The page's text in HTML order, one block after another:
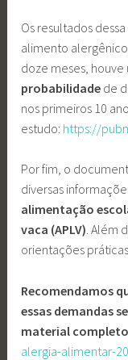
Os resultados
alimento
doze meses, houve
probabilidade de
nos primeiros 10
estudo: https://
Por fim, o
diversas
alimentação
vaca (APLV). Além
orientações
Recomendamos
essas demandas
material
alergia-alimentar-